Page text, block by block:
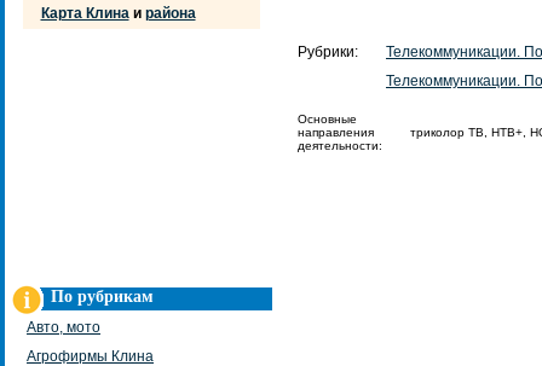
Карта Клинаи района
По рубрикам
Авто, мото
Агрофирмы Клина
Рубрики:
Телекоммуникации.
Телекоммуникации.
Основные
направления
деятельности:
триколор ТВ, НТВ+,